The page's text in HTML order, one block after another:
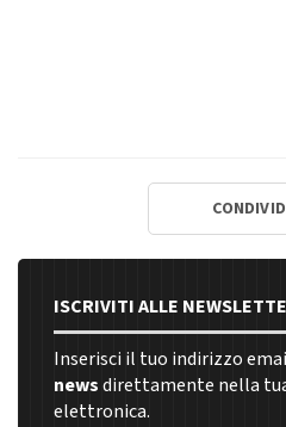
ISCRIVITI ALLE
Inserisci il tuo indirizzo
newsdirettamente nella
elettronica.